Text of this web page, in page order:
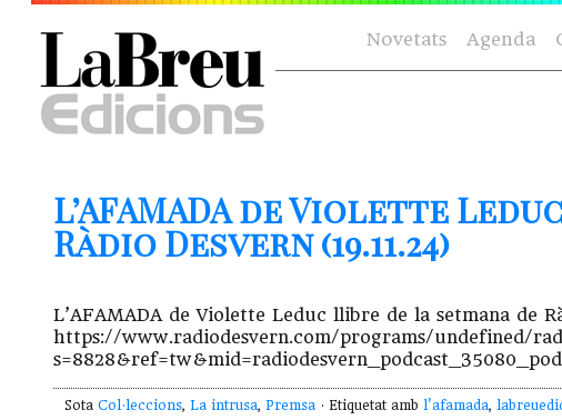
Novetats Agenda
L’AFAMADA de Violette
Ràdio Desvern (19.11.24)
L’AFAMADA de Violette Leduc llibre de la setmana de
https://www.radiodesvern.com/programs/undefined/
Sota Col·leccions, La intrusa, Premsa · Etiquetat amb l'afamada,